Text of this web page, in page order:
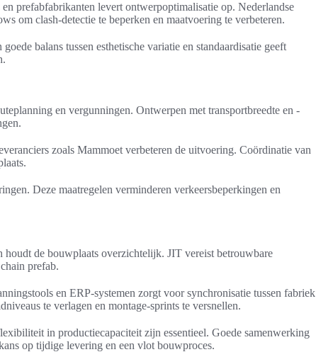
prefabfabrikanten levert ontwerpoptimalisatie op. Nederlandse
om clash-detectie te beperken en maatvoering te verbeteren.
balans tussen esthetische variatie en standaardisatie geeft
en vergunningen. Ontwerpen met transportbreedte en -
zoals Mammoet verbeteren de uitvoering. Coördinatie van
Deze maatregelen verminderen verkeersbeperkingen en
de bouwplaats overzichtelijk. JIT vereist betrouwbare
prefab.
en ERP-systemen zorgt voor synchronisatie tussen fabriek
te verlagen en montage-sprints te versnellen.
in productiecapaciteit zijn essentieel. Goede samenwerking
op tijdige levering en een vlot bouwproces.